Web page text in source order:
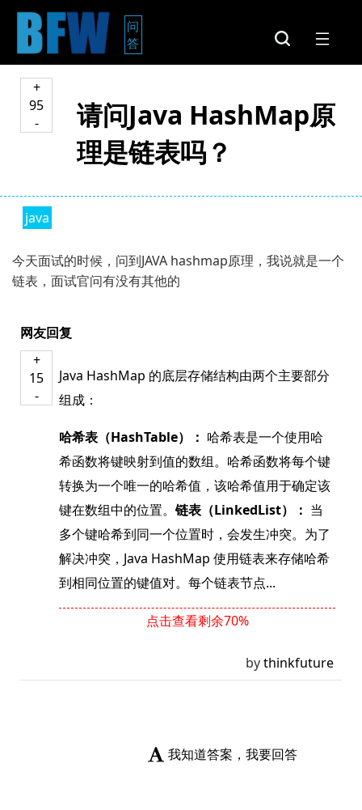
问
答
+
95
-
请问Java HashMap原
理是链表吗？
java
今天面试的时候，问到JAVA hashmap原理，我说就是一个
链表，面试官问有没有其他的
网友回复
+
15
-
Java HashMap 的底层存储结构由两个主要部分
组成：
哈希表（HashTable）： 哈希表是一个使用哈
希函数将键映射到值的数组。哈希函数将每个键
转换为一个唯一的哈希值，该哈希值用于确定该
键在数组中的位置。 链表（LinkedList）： 当
多个键哈希到同一个位置时，会发生冲突。为了
解决冲突，Java HashMap 使用链表来存储哈希
到相同位置的键值对。每个链表节点...
点击查看剩余70%
bythinkfuture
我知道答案，我要回答